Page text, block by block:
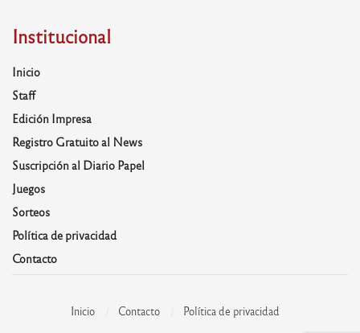
Institucional
Inicio
Staff
Edición Impresa
Registro Gratuito al News
Suscripción al Diario Papel
Juegos
Sorteos
Política de privacidad
Contacto
Inicio Contacto Política de privacidad